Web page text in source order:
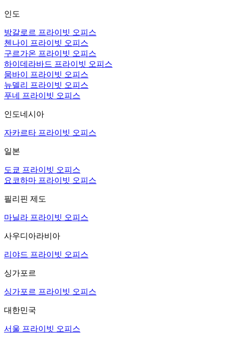
인도
방갈로르 프라이빗 오피스
첸나이 프라이빗 오피스
구르가온 프라이빗 오피스
하이데라바드 프라이빗 오피스
뭄바이 프라이빗 오피스
뉴델리 프라이빗 오피스
푸네 프라이빗 오피스
인도네시아
자카르타 프라이빗 오피스
일본
도쿄 프라이빗 오피스
요코하마 프라이빗 오피스
필리핀 제도
마닐라 프라이빗 오피스
사우디아라비아
리야드 프라이빗 오피스
싱가포르
싱가포르 프라이빗 오피스
대한민국
서울 프라이빗 오피스